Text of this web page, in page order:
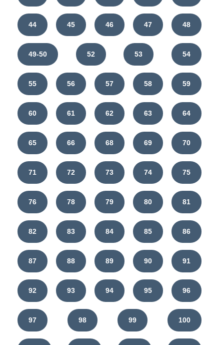
44 45 46 47 48
49-50 52 53 54
55 56 57 58 59
60 61 62 63 64
65 66 68 69 70
71 72 73 74 75
76 78 79 80 81
82 83 84 85 86
87 88 89 90 91
92 93 94 95 96
97 98 99 100